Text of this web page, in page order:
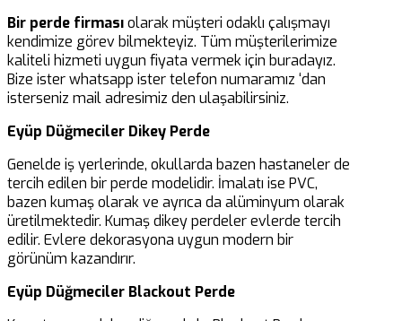
Bir perde firmasıolarak müşteri odaklı çalışmayı
kendimize görev bilmekteyiz. Tüm müşterilerimize
kaliteli hizmeti uygun fiyata vermek için buradayız.
Bize ister whatsapp ister telefon numaramız ‘dan
isterseniz mail adresimiz den ulaşabilirsiniz.
Eyüp Düğmeciler Dikey Perde
Genelde iş yerlerinde, okullarda bazen hastaneler de
tercih edilen bir perde modelidir. İmalatı ise PVC,
bazen kumaş olarak ve ayrıca da alüminyum olarak
üretilmektedir. Kumaş dikey perdeler evlerde tercih
edilir. Evlere dekorasyona uygun modern bir
görünüm kazandırır.
Eyüp Düğmeciler Blackout Perde